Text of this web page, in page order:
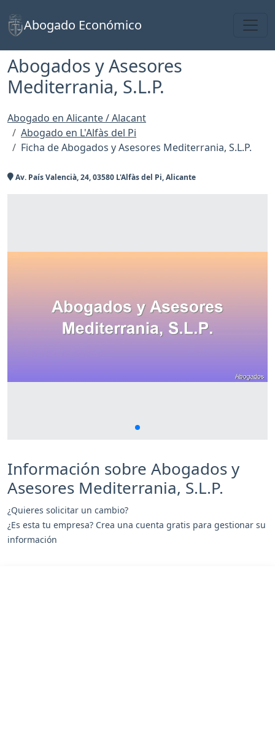
Abogado Económico
Abogados y Asesores
Mediterrania, S.L.P.
Abogado en Alicante / Alacant
Abogado en L'Alfàs del Pi
Ficha de Abogados y Asesores Mediterrania, S.L.P.
Av. País Valencià, 24, 03580 L'Alfàs del Pi, Alicante
Información sobre Abogados y
Asesores Mediterrania, S.L.P.
¿Quieres solicitar un cambio?
¿Es esta tu empresa? Crea una cuenta gratis para gestionar su
información